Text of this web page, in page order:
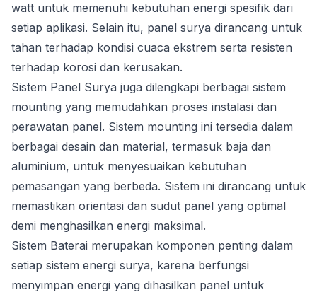
watt untuk memenuhi kebutuhan energi spesifik dari
setiap aplikasi. Selain itu, panel surya dirancang untuk
tahan terhadap kondisi cuaca ekstrem serta resisten
terhadap korosi dan kerusakan.
Sistem Panel Surya juga dilengkapi berbagai sistem
mounting yang memudahkan proses instalasi dan
perawatan panel. Sistem mounting ini tersedia dalam
berbagai desain dan material, termasuk baja dan
aluminium, untuk menyesuaikan kebutuhan
pemasangan yang berbeda. Sistem ini dirancang untuk
memastikan orientasi dan sudut panel yang optimal
demi menghasilkan energi maksimal.
Sistem Baterai merupakan komponen penting dalam
setiap sistem energi surya, karena berfungsi
menyimpan energi yang dihasilkan panel untuk